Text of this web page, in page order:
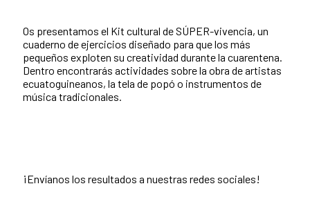
Os presentamos el Kit cultural de SÚPER-vivencia, un
cuaderno de ejercicios diseñado para que los más
pequeños exploten su creatividad durante la cuarentena.
Dentro encontrarás actividades sobre la obra de artistas
ecuatoguineanos, la tela de popó o instrumentos de
música tradicionales.
¡Envíanos los resultados a nuestras redes sociales!